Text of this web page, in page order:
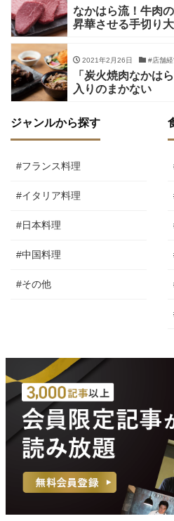
なかはら流！牛肉
昇華させる手切り大
2021年2月26日 #店舗
「炭火焼肉なかは
入りのまかない
ジャンルから探す
#フランス料理
#イタリア料理
#日本料理
#中国料理
#その他